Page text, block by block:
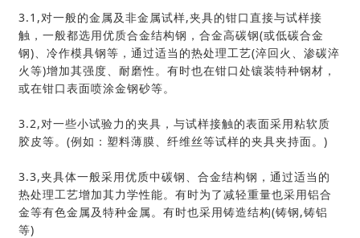
3.1,对一般的金属及非金属试样,夹具的钳口直接与试样接
触，一般都选用优质合金结构钢，合金高碳钢(或低碳合金
钢)、冷作模具钢等，通过适当的热处理工艺(淬回火、渗碳淬
火等)增加其强度、耐磨性。有时也在钳口处镶装特种钢材，
或在钳口表面喷涂金钢砂等。
3.2,对一些小试验力的夹具，与试样接触的表面采用粘软质
胶皮等。(例如：塑料薄膜、纤维丝等试样的夹具夹持面。)
3.3,夹具体一般采用优质中碳钢、合金结构钢，通过适当的
热处理工艺增加其力学性能。有时为了减轻重量也采用铝合
金等有色金属及特种金属。有时也采用铸造结构(铸钢,铸铝
等)